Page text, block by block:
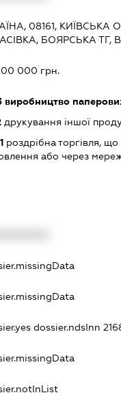
08161,
БОЯРСЬКА ТГ,
000 грн.
виробництво
друкування іншої
роздрібна торгівля,
або через
dossier.ndsInn